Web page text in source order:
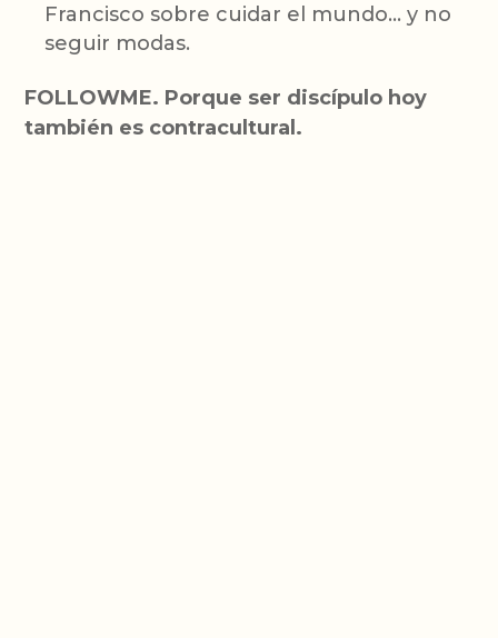
Francisco sobre cuidar el mundo… y no
seguir modas.
FOLLOWME. Porque ser discípulo hoy
también es contracultural.